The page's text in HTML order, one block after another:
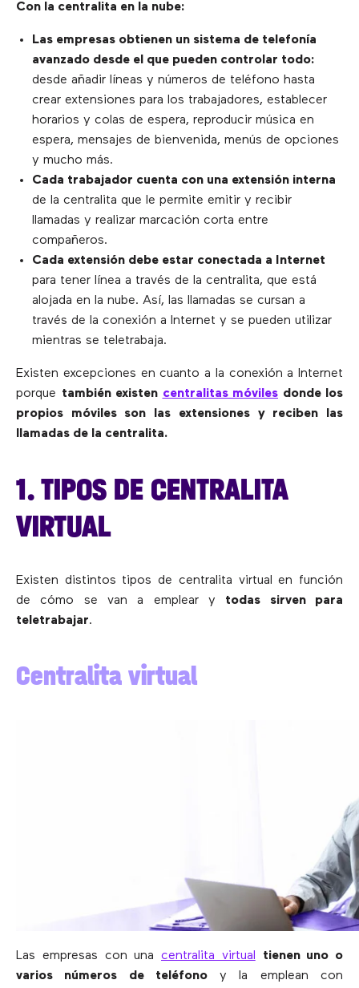
Con la centralita en la nube:
Las empresas obtienen un sistema de telefonía
avanzado desde el que pueden controlar todo:
desde añadir líneas y números de teléfono hasta
crear extensiones para los trabajadores, establecer
horarios y colas de espera, reproducir música en
espera, mensajes de bienvenida, menús de opciones
y mucho más.
Cada trabajador cuenta con una extensión interna
de la centralita que le permite emitir y recibir
llamadas y realizar marcación corta entre
compañeros.
Cada extensión debe estar conectada a Internet
para tener línea a través de la centralita, que está
alojada en la nube. Así, las llamadas se cursan a
través de la conexión a Internet y se pueden utilizar
mientras se teletrabaja.
Existen excepciones en cuanto a la conexión a Internet
porque también existen centralitas móviles donde los
propios móviles son las extensiones y reciben las
llamadas de la centralita.
1. TIPOS DE CENTRALITA
VIRTUAL
Existen distintos tipos de centralita virtual en función
de cómo se van a emplear y todas sirven para
teletrabajar.
Centralita virtual
Las empresas con una centralita virtual
tienen uno o
varios números de teléfonoy la emplean con